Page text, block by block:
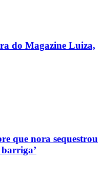
do Magazine Luiza,
que nora sequestrou